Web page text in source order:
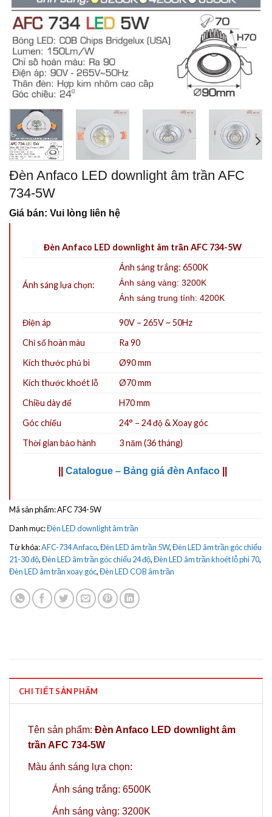
Đèn Anfaco LED downlight âm trần AFC
734-5W
Giá bán: Vui lòng liên hệ
Đèn Anfaco LED downlight âm trần AFC 734-5W
Ánh sáng lựa chọn:
Ánh sáng trắng: 6500K
Ánh sáng vàng: 3200K
Ánh sáng trung tính: 4200K
Điện áp
90V – 265V ~ 50Hz
Chỉ số hoàn màu
Ra 90
Kích thước phủ bì
Ø90 mm
Kích thước khoét lỗ
Ø70mm
Chiều dày đế
H70 mm
Góc chiếu
24° – 24 độ & Xoay góc
Thời gian bảo hành
3 năm (36 tháng)
Catalogue – Bảng giá đèn Anfaco
Mã sản phẩm:AFC 734-5W
Danh mục:Đèn LED downlight âm trần
Từ khóa:AFC-734 Anfaco,Đèn LED âm trần 5W,Đèn LED âm trần góc chiếu
21-30 độ,Đèn LED âm trần góc chiếu 24 độ,Đèn LED âm trần khoét lỗ phi 70,
Đèn LED âm trần xoay góc,Đèn LED COB âm trần
CHI TIẾT SẢN PHẨM
Tên sản phẩm: Đèn Anfaco LED downlight âm
trần AFC 734-5W
Màu ánh sáng lựa chọn:
Ánh sáng trắng: 6500K
Ánh sáng vàng: 3200K